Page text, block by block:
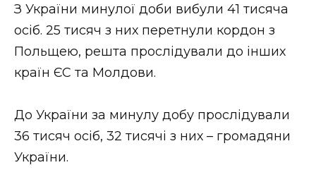
ЗАКАРПАТСЬКІ НОВИНИ
НОВИНИ ЗАХІДНОЇ УКРАЇНИ
З України минулої доби вибули 41 тисяча
осіб. 25 тисяч з них перетнули кордон з
Польщею, решта прослідували до інших
країн ЄС та Молдови.
До України за минулу добу прослідували
36 тисяч осіб, 32 тисячі з них – громадяни
України.